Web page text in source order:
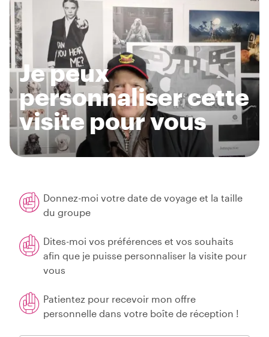
Je peux
personnaliser cette
visite pour vous
Donnez-moi votre date de voyage et la taille
du groupe
Dites-moi vos préférences et vos souhaits
afin que je puisse personnaliser la visite pour
vous
Patientez pour recevoir mon offre
personnelle dans votre boîte de réception !